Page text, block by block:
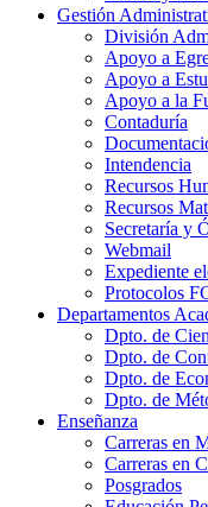
Gestión
División
Apoyo a
Apoyo a
Apoyo a la
Contaduría
Intendencia
Recursos
Recursos
Secretaría y
Webmail
Expediente
Protocolos
Departamentos
Dpto. de
Dpto. de
Dpto. de
Dpto. de
Enseñanza
Carreras en
Carreras en
Posgrados